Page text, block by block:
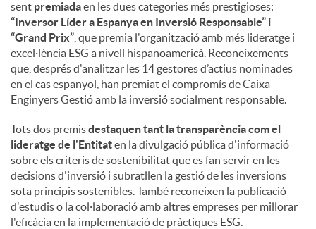
sent premiadaen les dues categories més prestigioses:
“Inversor Líder a Espanya en Inversió Responsable” i
“Grand Prix” , que premia l'organització amb més lideratge i
excel·lència ESG a nivell hispanoamericà. Reconeixements
que, després d'analitzar les 14 gestores d’actius nominades
en el cas espanyol, han premiat el compromís de Caixa
Enginyers Gestió amb la inversió socialment responsable.
Tots dos premisdestaquen tant la transparència com el
lideratge de l'Entitaten la divulgació pública d'informació
sobre els criteris de sostenibilitat que es fan servir en les
decisions d'inversió i subratllen la gestió de les inversions
sota principis sostenibles. També reconeixen la publicació
d'estudis o la col·laboració amb altres empreses per millorar
l'eficàcia en la implementació de pràctiques ESG.